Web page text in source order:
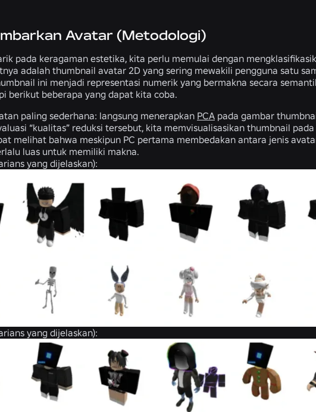
Avatar (Metodologi)
pada keragaman estetika, kita perlu memulai dengan
adalah thumbnail avatar 2D yang sering mewakili pengguna satu
ini menjadi representasi numerik yang bermakna secara
berikut beberapa yang dapat kita coba.
paling sederhana: langsung menerapkan PCA pada gambar
“kualitas” reduksi tersebut, kita memvisualisasikan thumbnail
melihat bahwa meskipun PC pertama membedakan antara jenis
luas untuk memiliki makna.
yang dijelaskan):
yang dijelaskan):